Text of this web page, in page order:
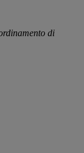
di